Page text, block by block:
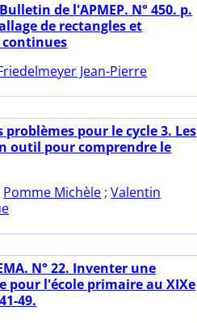
Bulletin de l'APMEP. N° 450. p.
de rectangles et
Jean-Pierre
problèmes pour le cycle 3. Les
outil pour comprendre le
Pomme Michèle ;Valentin
N° 22. Inventer une
pour l'école primaire au XIXe
49.